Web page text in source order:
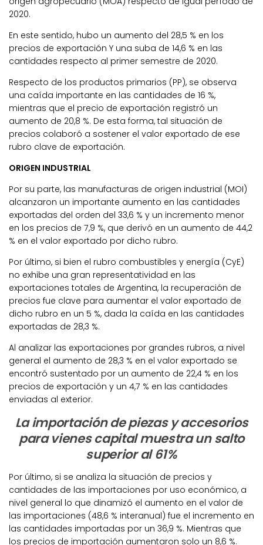
2020.
En este sentido, hubo un aumento del 28,5 % en los
precios de exportación Y una suba de 14,6 % en las
cantidades respecto al primer semestre de 2020.
Respecto de los productos primarios (PP), se observa
una caída importante en las cantidades de 16 %,
mientras que el precio de exportación registró un
aumento de 20,8 %. De esta forma, tal situación de
precios colaboró a sostener el valor exportado de ese
rubro clave de exportación.
ORIGEN INDUSTRIAL
Por su parte, las manufacturas de origen industrial (MOI)
alcanzaron un importante aumento en las cantidades
exportadas del orden del 33,6 % y un incremento menor
en los precios de 7,9 %, que derivó en un aumento de 44,2
% en el valor exportado por dicho rubro.
Por último, si bien el rubro combustibles y energía (CyE)
no exhibe una gran representatividad en las
exportaciones totales de Argentina, la recuperación de
precios fue clave para aumentar el valor exportado de
dicho rubro en un 5 %, dada la caída en las cantidades
exportadas de 28,3 %.
Al analizar las exportaciones por grandes rubros, a nivel
general el aumento de 28,3 % en el valor exportado se
encontró sustentado por un aumento de 22,4 % en los
precios de exportación y un 4,7 % en las cantidades
enviadas al exterior.
La importación de piezas y accesorios
para vienes capital muestra un salto
superior al 61%
Por último, si se analiza la situación de precios y
cantidades de las importaciones por uso económico, a
nivel general lo que dinamizó el aumento en el valor de
las importaciones (48,6 % interanual) fue el incremento en
las cantidades importadas por un 36,9 %. Mientras que
los precios de importación aumentaron solo un 8,6 %.